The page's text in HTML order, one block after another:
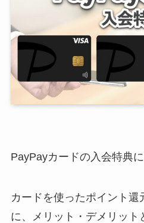
PayPayカードの入会特典
カードを使ったポイント
に、メリット・デメリット